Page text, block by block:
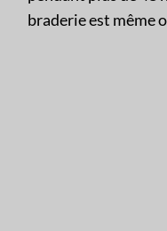
braderie est même